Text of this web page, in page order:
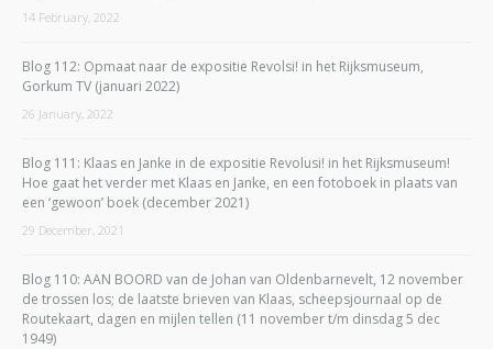
14 February, 2022
Blog 112: Opmaat naar de expositie Revolsi! in het Rijksmuseum,
Gorkum TV (januari 2022)
26 January, 2022
Blog 111: Klaas en Janke in de expositie Revolusi! in het Rijksmuseum!
Hoe gaat het verder met Klaas en Janke, en een fotoboek in plaats van
een ‘gewoon’ boek (december 2021)
29 December, 2021
Blog 110: AAN BOORD van de Johan van Oldenbarnevelt, 12 november
de trossen los; de laatste brieven van Klaas, scheepsjournaal op de
Routekaart, dagen en mijlen tellen (11 november t/m dinsdag 5 dec
1949)